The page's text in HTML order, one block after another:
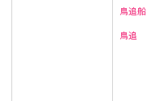
鳥追船
鳥追